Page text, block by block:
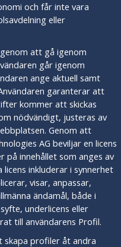
och får inte vara
eller
att gå igenom
går igenom
ange aktuell samt
garanterar att
kommer att skickas
nödvändigt, justeras av
Genom att
AG beviljar en licens
innehållet som anges av
inkluderar i synnerhet
visar, anpassar,
ändamål, både i
underlicens eller
till användarens Profil.
skapa profiler åt andra